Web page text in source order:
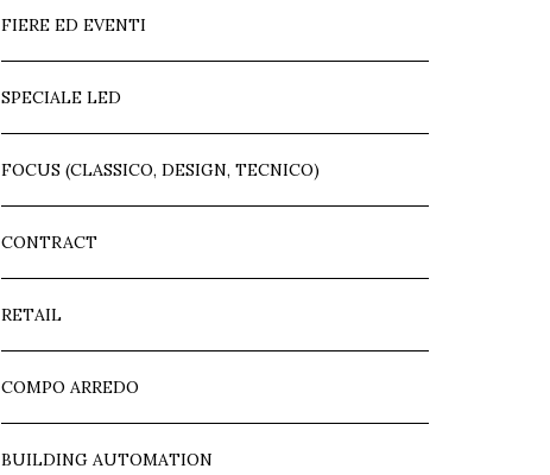
FIERE ED EVENTI
SPECIALE LED
FOCUS (CLASSICO, DESIGN, TECNICO)
CONTRACT
RETAIL
COMPO ARREDO
BUILDING AUTOMATION